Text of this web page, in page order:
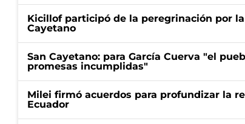
Kicillof participó de la peregrinación por
Cayetano
San Cayetano: para García Cuerva "el
promesas incumplidas"
Milei firmó acuerdos para profundizar la
Ecuador